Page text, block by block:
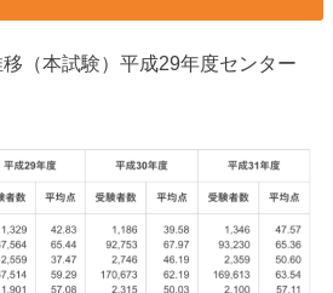
（本試験）平成29年度センター